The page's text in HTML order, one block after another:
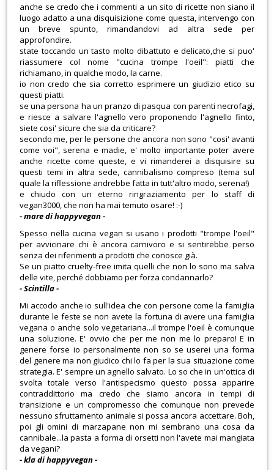
anche se credo che i commenti a un sito di ricette non siano il
luogo adatto a una disquisizione come questa, intervengo con
un breve spunto, rimandandovi ad altra sede per
approfondire.
state toccando un tasto molto dibattuto e delicato,che si puo'
riassumere col nome "cucina trompe l'oeil": piatti che
richiamano, in qualche modo, la carne.
io non credo che sia corretto esprimere un giudizio etico su
questi piatti.
se una persona ha un pranzo di pasqua con parenti necrofagi,
e riesce a salvare l'agnello vero proponendo l'agnello finto,
siete cosi' sicure che sia da criticare?
secondo me, per le persone che ancora non sono "cosi' avanti
come voi", serena e madie, e' molto importante poter avere
anche ricette come queste, e vi rimanderei a disquisire su
questi temi in altra sede, cannibalismo compreso (tema sul
quale la riflessione andrebbe fatta in tutt'altro modo, serena!)
e chiudo con un eterno ringraziamento per lo staff di
vegan3000, che non ha mai temuto osare! :-)
- mare di happyvegan -
Spesso nella cucina vegan si usano i prodotti "trompe l'oeil"
per avvicinare chi è ancora carnivoro e si sentirebbe perso
senza dei riferimenti a prodotti che conosce già.
Se un piatto cruelty-free imita quelli che non lo sono ma salva
delle vite, perché dobbiamo per forza condannarlo?
- Scintilla -
Mi accodo anche io sull'idea che con persone come la famiglia
durante le feste se non avete la fortuna di avere una famiglia
vegana o anche solo vegetariana...il trompe l'oeil è comunque
una soluzione. E' ovvio che per me non me lo preparo! E in
genere forse io personalmente non so se userei una forma
del genere ma non giudico chi lo fa per la sua situazione come
strategia. E' sempre un agnello salvato. Lo so che in un'ottica di
svolta totale verso l'antispecismo questo possa apparire
contraddittorio ma credo che siamo ancora in tempi di
transizione e un compromesso che comunque non prevede
nessuno sfruttamento animale si possa ancora accettare. Boh,
poi gli omini di marzapane non mi sembrano una cosa da
cannibale...la pasta a forma di orsetti non l'avete mai mangiata
da vegani?
- kla di happyvegan -